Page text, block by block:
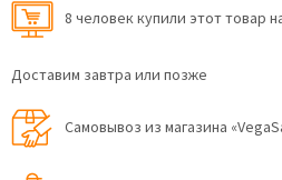
8 человек купили этот товар
Доставим завтра или позже
Самовывоз из магазина